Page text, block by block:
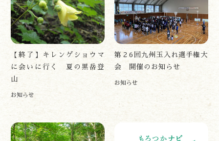
【終了】キレンゲショウマ
に会いに行く 夏の黒岳登
山
お知らせ
第２6回九州玉入れ選手権大
会 開催のお知らせ
お知らせ
神楽情報
森の風の記憶
アクセス
お問い合わせ
諸塚村観光協会について
プライバシーポリシー
諸塚村観光協会
宮崎県東臼杵郡諸塚村家代3068しいたけの館21内
TEL:0982-65-0178